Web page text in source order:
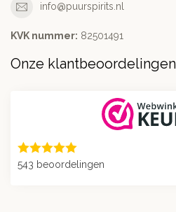
info@puurspirits.nl
KVK nummer: 82501491
Onze klantbeoordelingen
543 beoordelingen